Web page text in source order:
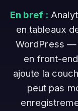
En bref :
en tableaux
WordPress —
en front-
ajoute la
peut pas